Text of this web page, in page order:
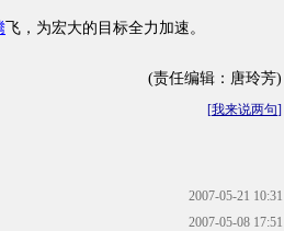
飞，为宏大的目标全力加速。
(责任编辑：唐玲芳)
[我来说两句]
2007-05-21 10:31
2007-05-08 17:51